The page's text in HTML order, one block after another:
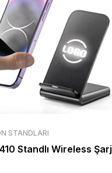
STANDLARI
Standlı Wireless Şarj